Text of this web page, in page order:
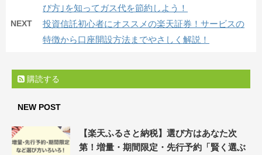
び方｣を知ってガス代を節約しよう！
NEXT
投資信託初心者にオススメの楽天証券！サービスの
特徴から口座開設方法までやさしく解説！
購読する
NEW POST
【楽天ふるさと納税】選び方はあなた次
第！増量・期間限定・先行予約「賢く選ぶ